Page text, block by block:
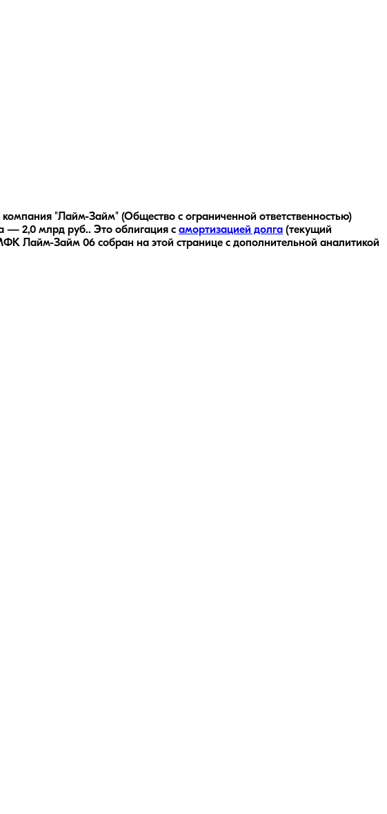
"Лайм-Займ" (Общество с ограниченной ответственностью)
— 2,0 млрд руб.. Это облигация с амортизацией долга (текущий
Лайм-Займ 06 собран на этой странице с дополнительной аналитикой